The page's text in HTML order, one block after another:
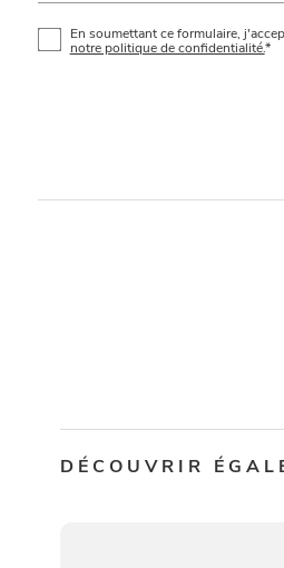
En soumettant ce formulaire,
notre politique de confidentialité.*
DÉCOUVRIR